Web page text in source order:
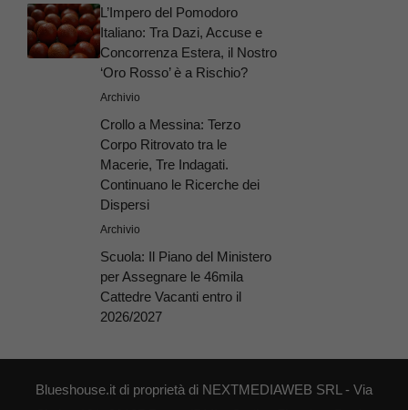
L’Impero del Pomodoro
Italiano: Tra Dazi, Accuse e
Concorrenza Estera, il Nostro
‘Oro Rosso’ è a Rischio?
Archivio
Crollo a Messina: Terzo
Corpo Ritrovato tra le
Macerie, Tre Indagati.
Continuano le Ricerche dei
Dispersi
Archivio
Scuola: Il Piano del Ministero
per Assegnare le 46mila
Cattedre Vacanti entro il
2026/2027
Blueshouse.it di proprietà di NEXTMEDIAWEB SRL - Via